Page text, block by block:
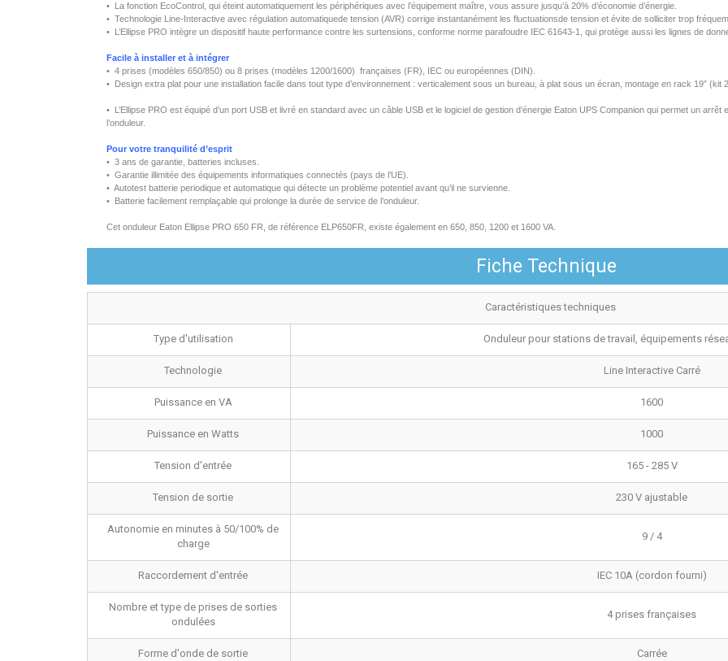
• La fonction EcoControl , qui éteint automatiquement les périphériques avec l’équipement maître, vous assure jusqu’à 20% d’économie d’énergie.
• Technologie Line-Interactive avec régulation automatiquede tension (AVR) corrige instantanément les fluctuationsde tension et évite de solliciter trop
•
L’Ellipse PRO intègre un dispositif haute performance contre les surtensions, conforme norme parafoudre IEC 61643-1, qui protège aussi les lignes de
Facile àinstaller et à intégrer
• 4 prises (modèles 650/850) ou 8 prises (modèles 1200/1600) françaises (FR), IEC ou européennes (DIN).
• Design extra plat pour une installation facile dans tout type d’environnement : verticalement sous un bureau, à plat sous un écran, montage en rack 19” (kit
• L’Ellipse PRO est équipé d’un port USB et livré en standard avec un câble USB et le logiciel de gestion d’énergie Eaton UPS Companion qui permet un arrêt
l’onduleur.
Pour votre tranquilité d’esprit
• 3 ans de garantie, batteries incluses.
• Garantie illimitée des équipements informatiques connectés (pays de l’UE).
• Autotest batterie periodique et automatique qui détecte un problème potentiel avant qu’il ne survienne.
•
Batterie facilement remplaçable qui prolonge la durée de service de l’onduleur.
Cet onduleur Eaton Ellipse PRO 650 FR, de référence ELP650FR, existe également en 650, 850, 1200 et 1600 VA.
Fiche Technique
Caractéristiques techniques
Type d'utilisation Onduleur pour stations de travail, équipements
Technologie Line Interactive Carré
Puissance en VA 1600
Puissance en Watts 1000
Tension d'entrée 165 - 285 V
Tension de sortie 230 V ajustable
Autonomie en minutes à 50/100% de
charge
9 / 4
Raccordement d'entrée IEC 10A (cordon fourni)
Nombre et type de prises de sorties
ondulées
4 prises françaises
Forme d'onde de sortie Carrée